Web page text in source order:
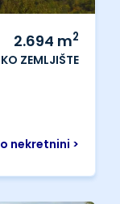
2.694 m2
ZEMLJIŠTE
nekretnini >